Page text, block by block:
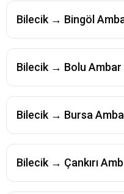
Bilecik → Bingöl
Bilecik → Bolu Ambar
Bilecik → Bursa
Bilecik → Çankırı